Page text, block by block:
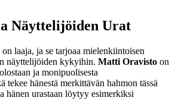
Näyttelijöiden Urat
laaja, ja se tarjoaa mielenkiintoisen
näyttelijöiden kykyihin. Matti Oravisto on
ja monipuolisesta
tekee hänestä merkittävän hahmon tässä
hänen urastaan löytyy esimerkiksi